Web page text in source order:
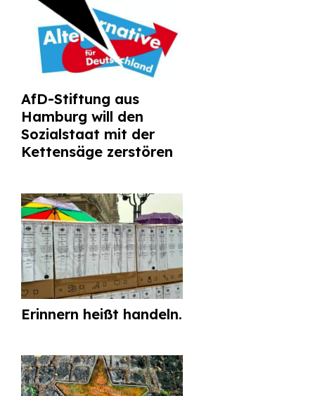
AfD-Stiftung aus
Hamburg will den
Sozialstaat mit der
Kettensäge zerstören
Erinnern heißt handeln.